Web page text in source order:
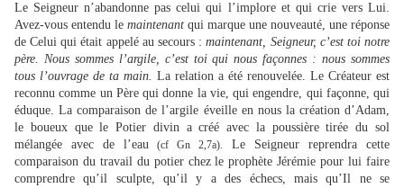
Le Seigneur n’abandonne pas celui qui l’implore et qui crie vers Lui.
Avez-vous entendu le maintenant qui marque une nouveauté, une réponse
de Celui qui était appelé au secours :maintenant, Seigneur, c’est toi notre
père. Nous sommes l’argile, c’est toi qui nous façonnes : nous sommes
tous l’ouvrage de ta main. La relation a été renouvelée. Le Créateur est
reconnu comme un Père qui donne la vie, qui engendre, qui façonne, qui
éduque. La comparaison de l’argile éveille en nous la création d’Adam,
le boueux que le Potier divin a créé avec la poussière tirée du sol
mélangée avec de l’eau
(cf Gn 2,7a).
Le Seigneur reprendra cette
comparaison du travail du potier chez le prophète Jérémie pour lui faire
comprendre qu’il sculpte, qu’il y a des échecs, mais qu’Il ne se